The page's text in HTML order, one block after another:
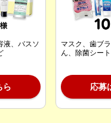
液、バスソ
ら
マスク、歯ブ
ん、除菌シー
応募